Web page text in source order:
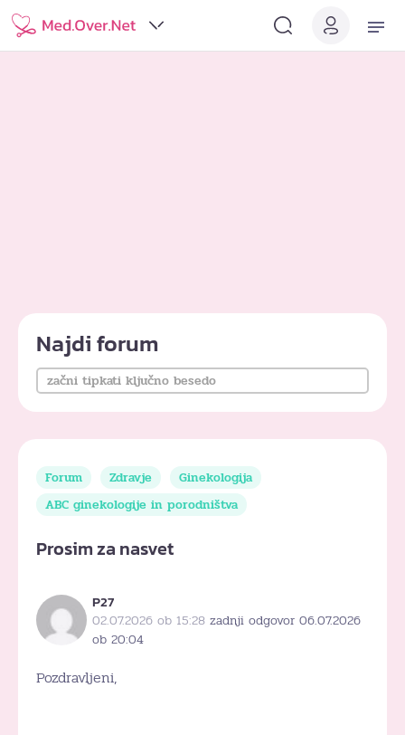
Najdi forum
Forum Zdravje
Ginekologija
ABC ginekologije in porodništva
Prosim za nasvet
P27
02.07.2026 ob 15:28 zadnji odgovor 06.07.2026
ob 20:04
Pozdravljeni,